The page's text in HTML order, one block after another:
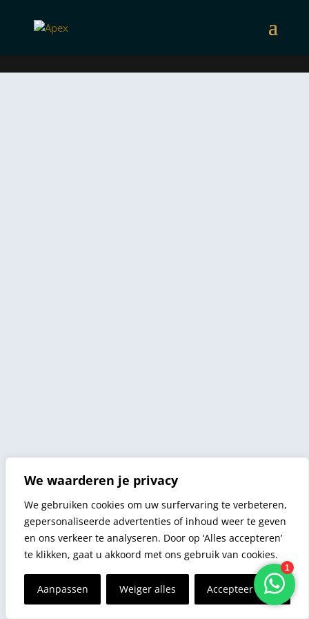
We waarderen je privacy
We gebruiken cookies om uw surfervaring te verbeteren,
gepersonaliseerde advertenties of inhoud weer te geven
en ons verkeer te analyseren. Door op ‘Alles accepteren’
te klikken, gaat u akkoord met ons gebruik van cookies.
Aanpassen Weiger alles Accepteer alles